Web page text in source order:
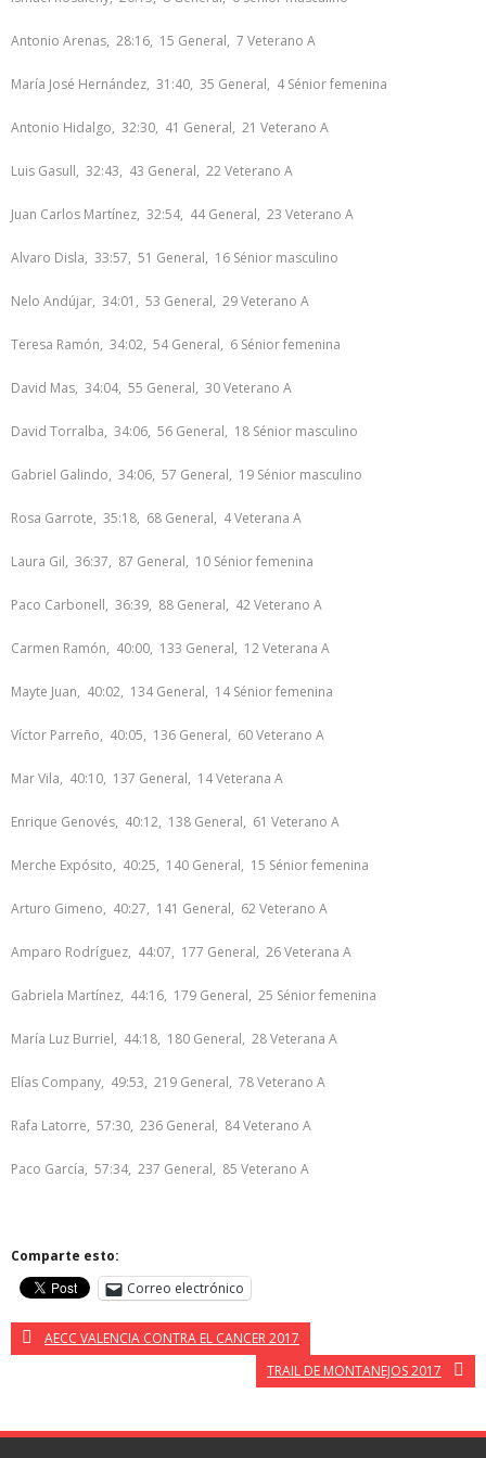
Antonio Arenas, 28:16, 15 General, 7 Veterano A
María José Hernández, 31:40, 35 General, 4 Sénior femenina
Antonio Hidalgo, 32:30, 41 General, 21 Veterano A
Luis Gasull, 32:43, 43 General, 22 Veterano A
Juan Carlos Martínez, 32:54, 44 General, 23 Veterano A
Alvaro Disla, 33:57, 51 General, 16 Sénior masculino
Nelo Andújar, 34:01, 53 General, 29 Veterano A
Teresa Ramón, 34:02, 54 General, 6 Sénior femenina
David Mas, 34:04, 55 General, 30 Veterano A
David Torralba, 34:06, 56 General, 18 Sénior masculino
Gabriel Galindo, 34:06, 57 General, 19 Sénior masculino
Rosa Garrote, 35:18, 68 General, 4 Veterana A
Laura Gil, 36:37, 87 General, 10 Sénior femenina
Paco Carbonell, 36:39, 88 General, 42 Veterano A
Carmen Ramón, 40:00, 133 General, 12 Veterana A
Mayte Juan, 40:02, 134 General, 14 Sénior femenina
Víctor Parreño, 40:05, 136 General, 60 Veterano A
Mar Vila, 40:10, 137 General, 14 Veterana A
Enrique Genovés, 40:12, 138 General, 61 Veterano A
Merche Expósito, 40:25, 140 General, 15 Sénior femenina
Arturo Gimeno, 40:27, 141 General, 62 Veterano A
Amparo Rodríguez, 44:07, 177 General, 26 Veterana A
Gabriela Martínez, 44:16, 179 General, 25 Sénior femenina
María Luz Burriel, 44:18, 180 General, 28 Veterana A
Elías Company, 49:53, 219 General, 78 Veterano A
Rafa Latorre, 57:30, 236 General, 84 Veterano A
Paco García, 57:34, 237 General, 85 Veterano A
Comparte esto:
Correo electrónico
AECC VALENCIA CONTRA EL CANCER 2017
TRAIL DE MONTANEJOS 2017